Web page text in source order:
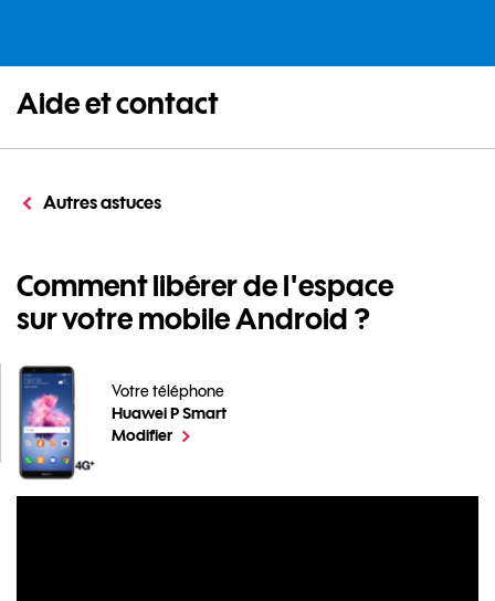
Aide et contact
Autres astuces
Comment libérer de l'espace
sur votre mobile Android ?
Votre téléphone
Huawei P Smart
Comment libérer de l'espace sur votre mobile
Modifierle téléphone sélectionné